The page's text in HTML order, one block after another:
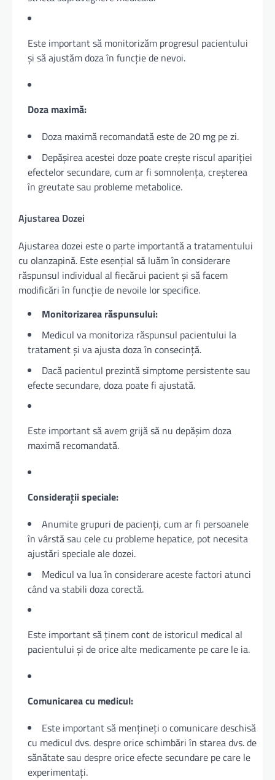
Este important să monitorizăm progresul pacientului
și să ajustăm doza în funcție de nevoi.
Doza maximă:
Doza maximă recomandată este de 20 mg pe zi.
Depășirea acestei doze poate crește riscul apariției
efectelor secundare, cum ar fi somnolența, creșterea
în greutate sau probleme metabolice.
Ajustarea Dozei
Ajustarea dozei este o parte importantă a tratamentului
cu olanzapină. Este esențial să luăm în considerare
răspunsul individual al fiecărui pacient și să facem
modificări în funcție de nevoile lor specifice.
Monitorizarea răspunsului:
Medicul va monitoriza răspunsul pacientului la
tratament și va ajusta doza în consecință.
Dacă pacientul prezintă simptome persistente sau
efecte secundare, doza poate fi ajustată.
Este important să avem grijă să nu depășim doza
maximă recomandată.
Considerații speciale:
Anumite grupuri de pacienți, cum ar fi persoanele
în vârstă sau cele cu probleme hepatice, pot necesita
ajustări speciale ale dozei.
Medicul va lua în considerare aceste factori atunci
când va stabili doza corectă.
Este important să ținem cont de istoricul medical al
pacientului și de orice alte medicamente pe care le ia.
Comunicarea cu medicul:
Este important să mențineți o comunicare deschisă
cu medicul dvs. despre orice schimbări în starea dvs. de
sănătate sau despre orice efecte secundare pe care le
experimentați.